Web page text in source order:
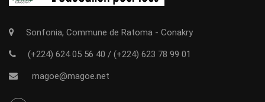
Sonfonia, Commune de Ratoma - Conakry
(+224) 624 05 56 40 / (+224) 623 78 99 01
magoe@magoe.net